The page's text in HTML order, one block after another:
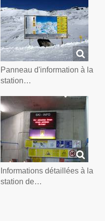
Panneau d'information à la
station…
Informations détaillées à la
station de…